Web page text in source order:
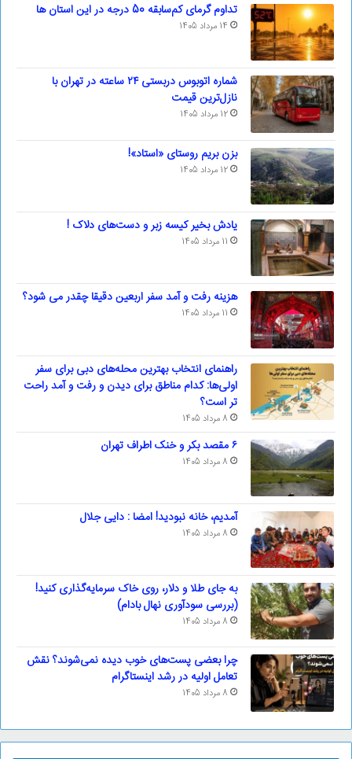
تداوم گرمای کم‌سابقه 50 درجه در این استان ها
14 مرداد 1405
شماره اتوبوس دربستی ۲۴ ساعته در تهران با
نازل‌ترین قیمت
12 مرداد 1405
بزن بریم روستای «استاد»!
12 مرداد 1405
یادش بخیر کیسه‌ زبر و دست‌های دلاک !
11 مرداد 1405
هزینه رفت و آمد سفر اربعین دقیقا چقدر می شود؟
11 مرداد 1405
راهنمای انتخاب بهترین محله‌های دبی برای سفر
اولی‌ها: کدام مناطق برای دیدن و رفت و آمد راحت
تر است؟
8 مرداد 1405
۶ مقصد بکر و خنک اطراف تهران
8 مرداد 1405
آمدیم، خانه نبودید! امضا : دایی جلال
8 مرداد 1405
به جای طلا و دلار، روی خاک سرمایه‌گذاری کنید!
(بررسی سودآوری نهال بادام)
8 مرداد 1405
چرا بعضی پست‌های خوب دیده نمی‌شوند؟ نقش
تعامل اولیه در رشد اینستاگرام
8 مرداد 1405